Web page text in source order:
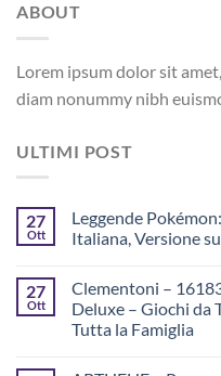
ABOUT
Lorem ipsum dolor sit
diam nonummy nibh
ULTIMI POST
27
Ott
Leggende
Italiana, Versione
27
Ott
Clementoni –
Deluxe – Giochi da
Tutta la Famiglia